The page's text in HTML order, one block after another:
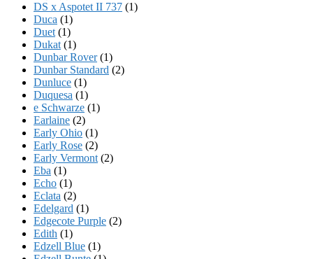
DS x Aspotet II 737 (1)
Duca (1)
Duet (1)
Dukat (1)
Dunbar Rover(1)
Dunbar Standard (2)
Dunluce (1)
Duquesa (1)
e Schwarze (1)
Earlaine (2)
Early Ohio (1)
Early Rose (2)
Early Vermont (2)
Eba (1)
Echo (1)
Eclata (2)
Edelgard (1)
Edgecote Purple (2)
Edith (1)
Edzell Blue (1)